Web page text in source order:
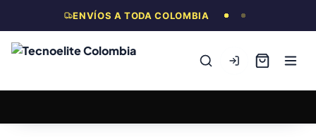
ENVÍOS A TODA COLOMBIA